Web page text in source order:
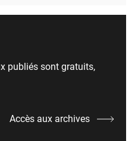
publiés sont gratuits,
Accès aux archives